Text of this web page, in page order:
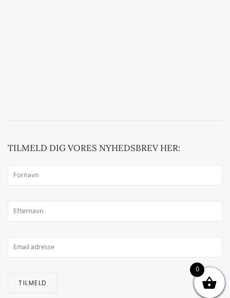
TILMELD DIG VORES NYHEDSBREV HER:
TILMELD
0